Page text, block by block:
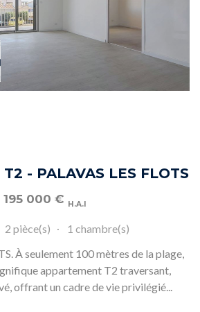
- PALAVAS LES FLOTS
195 000 € H.A.I
2 pièce(s)
1 chambre(s)
À seulement 100 mètres de la plage,
appartement T2 traversant,
offrant un cadre de vie privilégié...